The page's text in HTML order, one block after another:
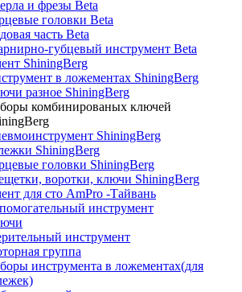
и фрезы Beta
головки Beta
часть Beta
губцевый инструмент Beta
ShiningBerg
в ложементах ShiningBerg
разное ShiningBerg
комбинированых ключей
ShiningBerg
ShiningBerg
головки ShiningBerg
воротки, ключи ShiningBerg
для сто AmPro -Тайвань
инструмент
инструмент
группа
инструмента в ложементах(для